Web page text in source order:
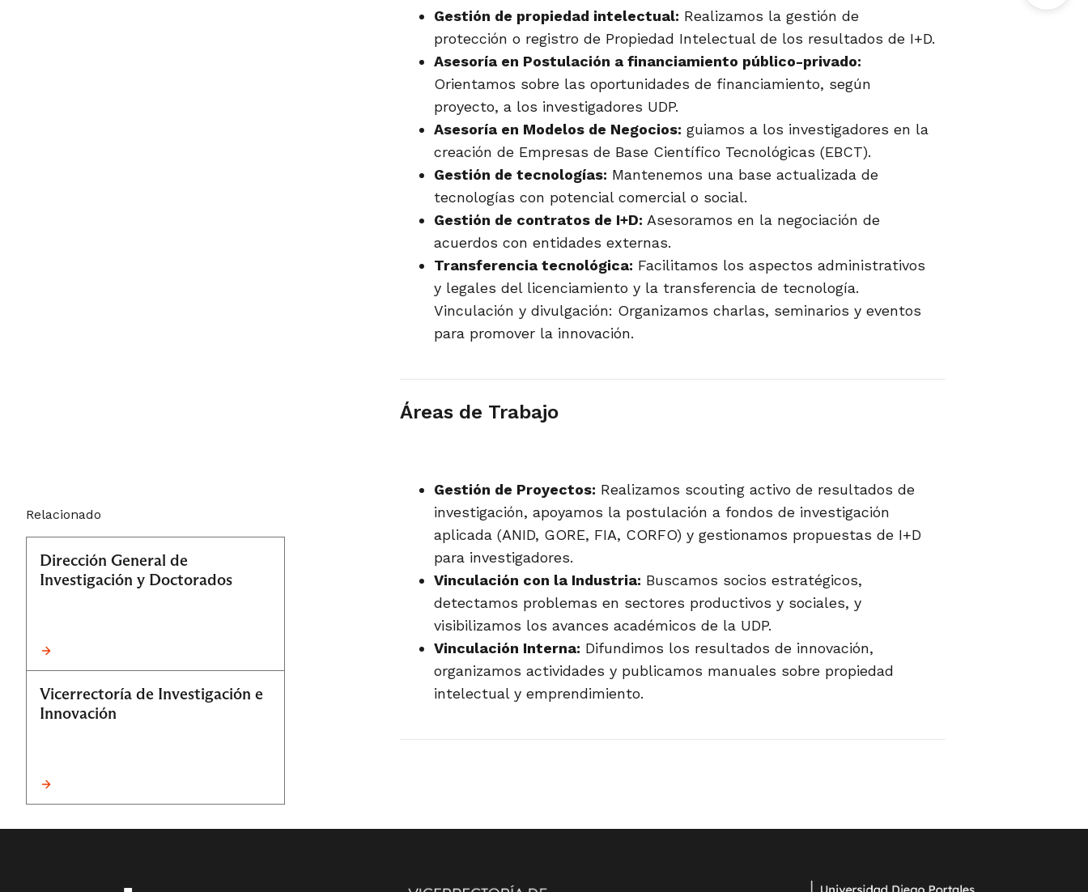
Relacionado
Dirección General de
Investigación y Doctorados
Vicerrectoría de Investigación e
Innovación
Gestión de propiedad intelectual: Realizamos la gestión de
protección o registro de Propiedad Intelectual de los resultados de I+D.
Asesoría en Postulación a financiamiento público-privado:
Orientamos sobre las oportunidades de financiamiento, según
proyecto, a los investigadores UDP.
Asesoría en Modelos de Negocios: guiamos a los investigadores en la
creación de Empresas de Base Científico Tecnológicas (EBCT).
Gestión de tecnologías: Mantenemos una base actualizada de
tecnologías con potencial comercial o social.
Gestión de contratos de I+D: Asesoramos en la negociación de
acuerdos con entidades externas.
Transferencia tecnológica: Facilitamos los aspectos administrativos
y legales del licenciamiento y la transferencia de tecnología.
Vinculación y divulgación: Organizamos charlas, seminarios y eventos
para promover la innovación.
Áreas de Trabajo
Gestión de Proyectos: Realizamos scouting activo de resultados de
investigación, apoyamos la postulación a fondos de investigación
aplicada (ANID, GORE, FIA, CORFO) y gestionamos propuestas de I+D
para investigadores.
Vinculación con la Industria: Buscamos socios estratégicos,
detectamos problemas en sectores productivos y sociales, y
visibilizamos los avances académicos de la UDP.
Vinculación Interna: Difundimos los resultados de innovación,
organizamos actividades y publicamos manuales sobre propiedad
intelectual y emprendimiento.